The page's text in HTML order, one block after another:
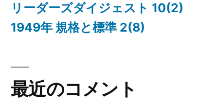
リーダーズダイジェスト 10(2)
1949年 規格と標準 2(8)
最近のコメント